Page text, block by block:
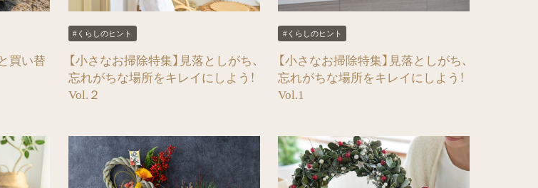
買い替
#くらしのヒント
【小さなお掃除特集】見落としがち、
忘れがちな場所をキレイにしよう！
Vol.２
#くらしのヒント
【小さなお掃除特集】見落としがち、
忘れがちな場所をキレイにしよう！
Vol.1